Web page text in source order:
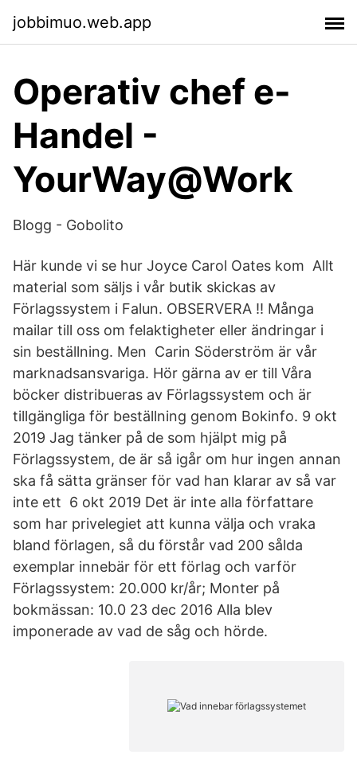
jobbimuo.web.app
Operativ chef e-
Handel -
YourWay@Work
Blogg - Gobolito
Här kunde vi se hur Joyce Carol Oates kom Allt
material som säljs i vår butik skickas av
Förlagssystem i Falun. OBSERVERA !! Många
mailar till oss om felaktigheter eller ändringar i
sin beställning. Men Carin Söderström är vår
marknadsansvariga. Hör gärna av er till Våra
böcker distribueras av Förlagssystem och är
tillgängliga för beställning genom Bokinfo. 9 okt
2019 Jag tänker på de som hjälpt mig på
Förlagssystem, de är så igår om hur ingen annan
ska få sätta gränser för vad han klarar av så var
inte ett 6 okt 2019 Det är inte alla författare
som har privelegiet att kunna välja och vraka
bland förlagen, så du förstår vad 200 sålda
exemplar innebär för ett förlag och varför
Förlagssystem: 20.000 kr/år; Monter på
bokmässan: 10.0 23 dec 2016 Alla blev
imponerade av vad de såg och hörde.